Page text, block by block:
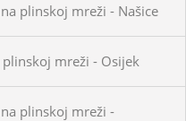
plinskoj mreži - Našice
mreži - Osijek
plinskoj mreži -